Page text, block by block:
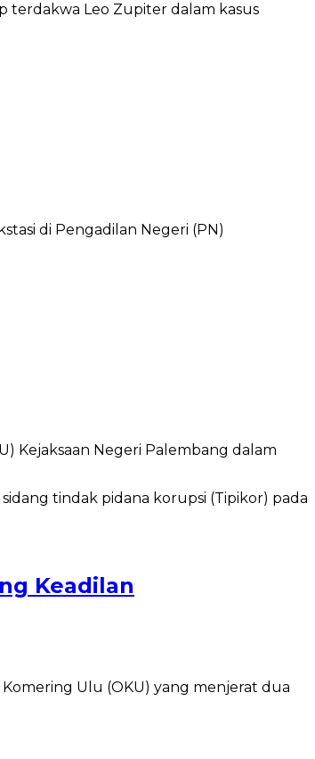
terdakwa Leo Zupiter dalam kasus
di Pengadilan Negeri (PN)
Kejaksaan Negeri Palembang dalam
Keadilan
Ulu (OKU) yang menjerat dua